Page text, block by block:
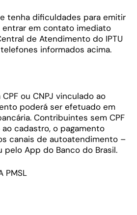
tenha dificuldades para emitir
em contato imediato
de Atendimento do IPTU
informados acima.
ou CNPJ vinculado ao
poderá ser efetuado em
Contribuintes sem CPF
cadastro, o pagamento
canais de autoatendimento –
pelo App do Banco do Brasil.
PMSL